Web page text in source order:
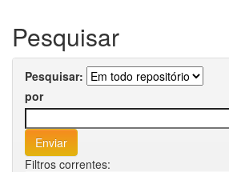
Pesquisar
Pesquisar:
por
Filtros correntes: